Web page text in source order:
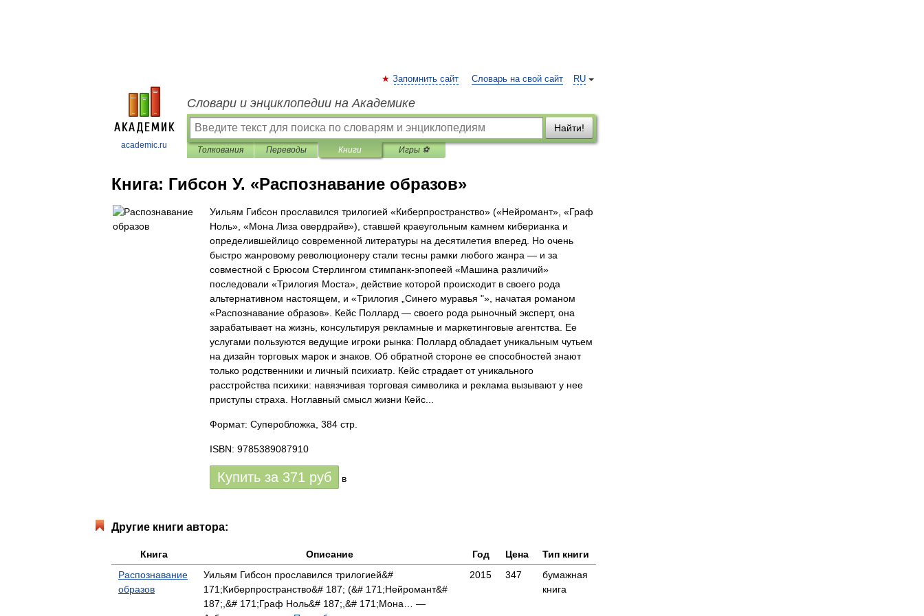
academic.ru
RU
Запомнить сайт Словарь на свой сайт
Словари и энциклопедии на Академике
Найти!
Толкования Переводы Книги Игры ⚽
Книга: Гибсон У. «Распознавание образов»
Уильям Гибсон прославился трилогией «Киберпространство» («Нейромант», «Граф
Ноль», «Мона Лиза овердрайв»), ставшей краеугольным камнем киберианка и
определившейлицо современной литературы на десятилетия вперед. Но очень
быстро жанровому революционеру стали тесны рамки любого жанра — и за
совместной с Брюсом Стерлингом стимпанк-эпопеей «Машина различий»
последовали «Трилогия Моста», действие которой происходит в своего рода
альтернативном настоящем, и «Трилогия „Синего муравья "», начатая романом
«Распознавание образов». Кейс Поллард — своего рода рыночный эксперт, она
зарабатывает на жизнь, консультируя рекламные и маркетинговые агентства. Ее
услугами пользуются ведущие игроки рынка: Поллард обладает уникальным чутьем
на дизайн торговых марок и знаков. Об обратной стороне ее способностей знают
только родственники и личный психиатр. Кейс страдает от уникального
расстройства психики: навязчивая торговая символика и реклама вызывают у нее
приступы страха. Ноглавный смысл жизни Кейс...
Формат: Суперобложка, 384 стр.
ISBN: 9785389087910
Купить за 371 руб в
Другие книги автора:
Книга Описание Год Цена
Тип книги
Распознавание
образов
Уильям Гибсон прославился трилогией&#
171;Киберпространство&# 187; (&# 171;Нейромант&#
187;,&# 171;Граф Ноль&# 187;,&# 171;Мона… —
2015 347
бумажная
книга